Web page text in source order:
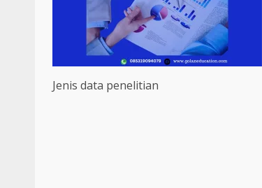
Jenis data penelitian